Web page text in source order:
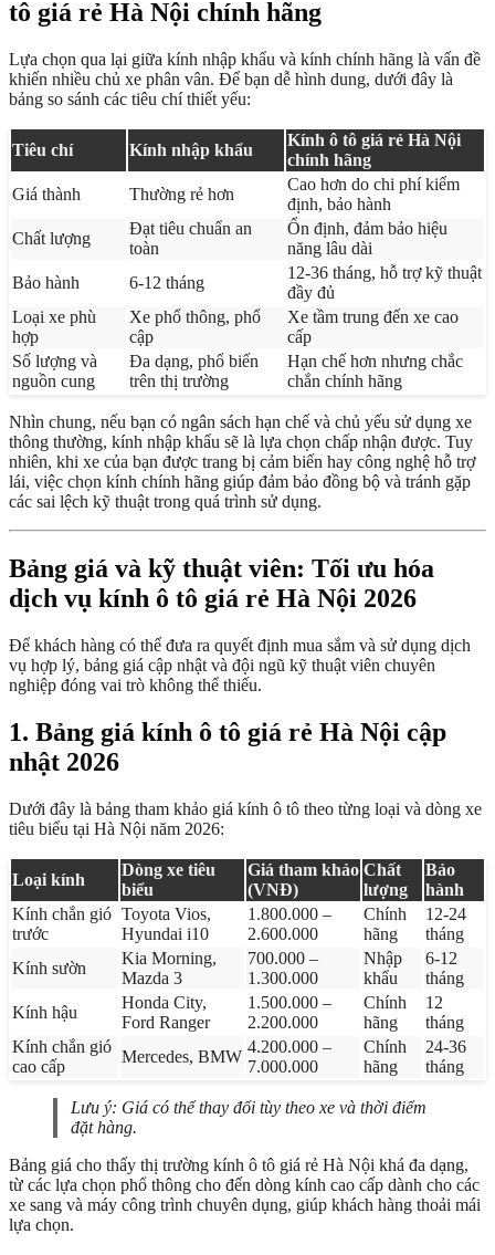
tô giá rẻ Hà Nội chính hãng
Lựa chọn qua lại giữa kính nhập khẩu và kính chính hãng là vấn đề
khiến nhiều chủ xe phân vân. Để bạn dễ hình dung, dưới đây là
bảng so sánh các tiêu chí thiết yếu:
Tiêu chí Kính nhập khẩu
Kính ô tô giá rẻ Hà Nội
chính hãng
Giá thành
Thường rẻ hơn
Cao hơn do chi phí kiểm
định, bảo hành
Chất lượng
Đạt tiêu chuẩn an
toàn
Ổn định, đảm bảo hiệu
năng lâu dài
Bảo hành
6-12 tháng
12-36 tháng, hỗ trợ kỹ thuật
đầy đủ
Loại xe phù
hợp
Xe phổ thông, phổ
cập
Xe tầm trung đến xe cao
cấp
Số lượng và
nguồn cung
Đa dạng, phổ biến
trên thị trường
Hạn chế hơn nhưng chắc
chắn chính hãng
Nhìn chung, nếu bạn có ngân sách hạn chế và chủ yếu sử dụng xe
thông thường, kính nhập khẩu sẽ là lựa chọn chấp nhận được. Tuy
nhiên, khi xe của bạn được trang bị cảm biến hay công nghệ hỗ trợ
lái, việc chọn kính chính hãng giúp đảm bảo đồng bộ và tránh gặp
các sai lệch kỹ thuật trong quá trình sử dụng.
Bảng giá và kỹ thuật viên: Tối ưu hóa
dịch vụ kính ô tô giá rẻ Hà Nội 2026
Để khách hàng có thể đưa ra quyết định mua sắm và sử dụng dịch
vụ hợp lý, bảng giá cập nhật và đội ngũ kỹ thuật viên chuyên
nghiệp đóng vai trò không thể thiếu.
1. Bảng giá kính ô tô giá rẻ Hà Nội cập
nhật 2026
Dưới đây là bảng tham khảo giá kính ô tô theo từng loại và dòng xe
tiêu biểu tại Hà Nội năm 2026:
Loại kính
Dòng xe tiêu
biểu
Giá tham khảo
(VNĐ)
Chất
lượng
Bảo
hành
Kính chắn gió
trước
Toyota Vios,
Hyundai i10
1.800.000 –
2.600.000
Chính
hãng
12-24
tháng
Kính sườn
Kia Morning,
Mazda 3
700.000 –
1.300.000
Nhập
khẩu
6-12
tháng
Kính hậu
Honda City,
Ford Ranger
1.500.000 –
2.200.000
Chính
hãng
12
tháng
Kính chắn gió
cao cấp
Mercedes, BMW
4.200.000 –
7.000.000
Chính
hãng
24-36
tháng
Lưu ý: Giá có thể thay đổi tùy theo xe và thời điểm
đặt hàng.
Bảng giá cho thấy thị trường kính ô tô giá rẻ Hà Nội khá đa dạng,
từ các lựa chọn phổ thông cho đến dòng kính cao cấp dành cho các
xe sang và máy công trình chuyên dụng, giúp khách hàng thoải mái
lựa chọn.